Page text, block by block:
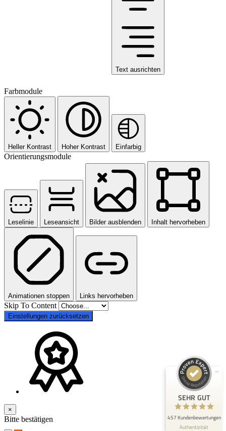
Text ausrichten
Farbmodule
Heller Kontrast Hoher Kontrast Einfarbig
Orientierungsmodule
Leselinie Leseansicht Bilder ausblenden Inhalt hervorheben
Animationen stoppen Links hervorheben
Skip To Content
Einstellungen zurücksetzen
×
Bitte bestätigen
SEHR GUT
457 Kundenbewertungen
Authentizität
Kundenbewertungen und Erfahrungen zu
Hannoversche Volksbank Immobilien GmbH
418
Bewertungen auf
ProvenExpert.com
Blick aufs ProvenExpert-Profil werfen
3.8.2026